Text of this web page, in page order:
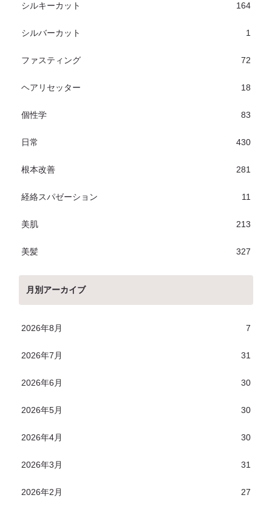
シルキーカット 164
シルバーカット 1
ファスティング 72
ヘアリセッター 18
個性学 83
日常 430
根本改善 281
経絡スパゼーション 11
美肌 213
美髪 327
月別アーカイブ
2026年8月 7
2026年7月 31
2026年6月 30
2026年5月 30
2026年4月 30
2026年3月 31
2026年2月 27